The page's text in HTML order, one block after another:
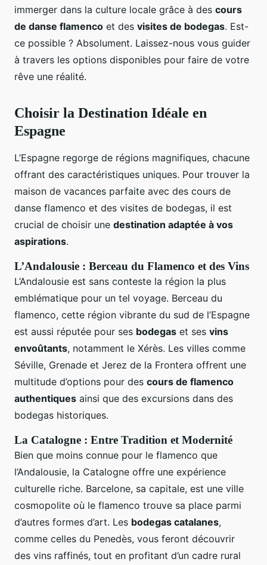
immerger dans la culture locale grâce à des cours
de danse flamenco et des visites de bodegas. Est-
ce possible ? Absolument. Laissez-nous vous guider
à travers les options disponibles pour faire de votre
rêve une réalité.
Choisir la Destination Idéale en
Espagne
L’Espagne regorge de régions magnifiques, chacune
offrant des caractéristiques uniques. Pour trouver la
maison de vacances parfaite avec des cours de
danse flamenco et des visites de bodegas, il est
crucial de choisir une destination adaptée à vos
aspirations.
L’Andalousie : Berceau du Flamenco et des Vins
L’Andalousie est sans conteste la région la plus
emblématique pour un tel voyage. Berceau du
flamenco, cette région vibrante du sud de l’Espagne
est aussi réputée pour ses bodegas et ses vins
envoûtants, notamment le Xérès. Les villes comme
Séville, Grenade et Jerez de la Frontera offrent une
multitude d’options pour des cours de flamenco
authentiques ainsi que des excursions dans des
bodegas historiques.
La Catalogne : Entre Tradition et Modernité
Bien que moins connue pour le flamenco que
l’Andalousie, la Catalogne offre une expérience
culturelle riche. Barcelone, sa capitale, est une ville
cosmopolite où le flamenco trouve sa place parmi
d’autres formes d’art. Les bodegas catalanes,
comme celles du Penedès, vous feront découvrir
des vins raffinés, tout en profitant d’un cadre rural